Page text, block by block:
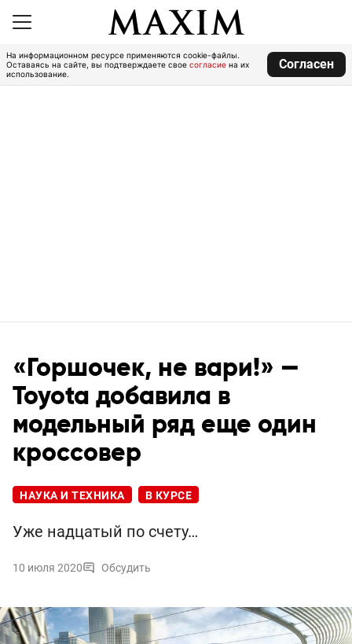
На информационном ресурсе применяются cookie-файлы.
Оставаясь на сайте, вы подтверждаете свое согласие на их
использование.
Согласен
«Горшочек, не вари!» —
Toyota добавила в
модельный ряд еще один
кроссовер
НАУКА И ТЕХНИКА В КУРСЕ
Уже надцатый по счету…
10 июля 2020 Обсудить